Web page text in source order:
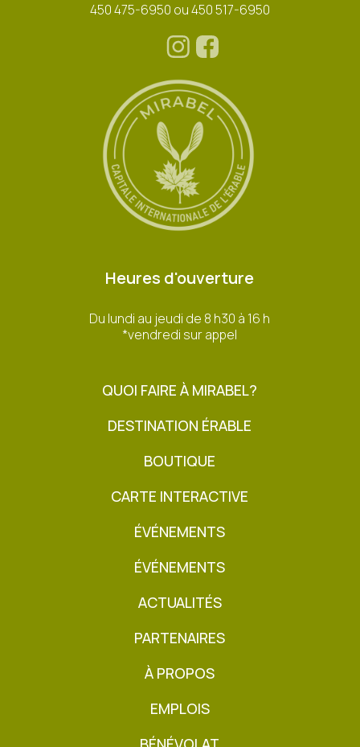
450 475-6950 ou 450 517-6950
Heures d'ouverture
Du lundi au jeudi de 8 h30 à 16 h
*vendredi sur appel
QUOI FAIRE À MIRABEL?
DESTINATION ÉRABLE
BOUTIQUE
CARTE INTERACTIVE
ÉVÉNEMENTS
ÉVÉNEMENTS
ACTUALITÉS
PARTENAIRES
À PROPOS
EMPLOIS